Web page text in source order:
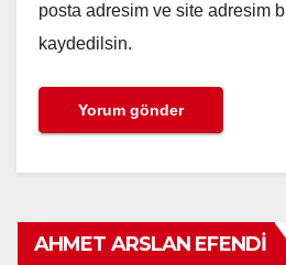
posta adresim ve site adresim
kaydedilsin.
AHMET ARSLAN EFENDI